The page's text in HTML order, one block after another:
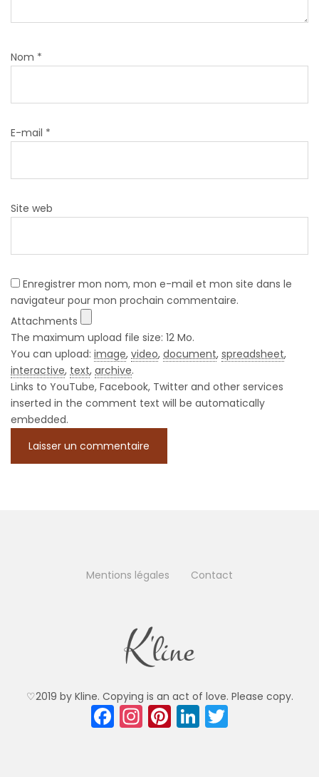
Nom *
E-mail *
Site web
Enregistrer mon nom, mon e-mail et mon site dans le
navigateur pour mon prochain commentaire.
Attachments
The maximum upload file size: 12 Mo.
You can upload: image, video, document, spreadsheet,
interactive, text, archive.
Links to YouTube, Facebook, Twitter and other services
inserted in the comment text will be automatically
embedded.
Mentions légales Contact
♡2019 by Kline. Copying is an act of love. Please copy.
F In Pi Li